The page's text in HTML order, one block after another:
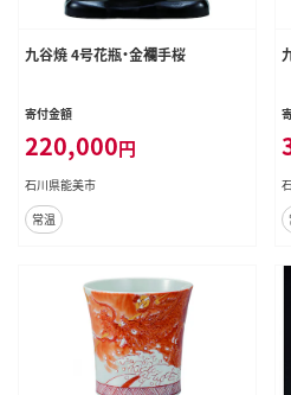
九谷焼 4号花瓶・金襴手桜
寄付金額
220,000円
石川県能美市
常温